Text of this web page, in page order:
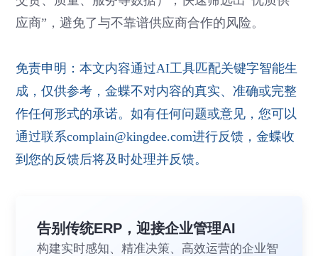
应商”，避免了与不靠谱供应商合作的风险。
免责申明：本文内容通过AI工具匹配关键字智能生
成，仅供参考，金蝶不对内容的真实、准确或完整
作任何形式的承诺。如有任何问题或意见，您可以
通过联系complain@kingdee.com进行反馈，金蝶收
到您的反馈后将及时处理并反馈。
告别传统ERP，迎接企业管理AI
构建实时感知、精准决策、高效运营的企业智